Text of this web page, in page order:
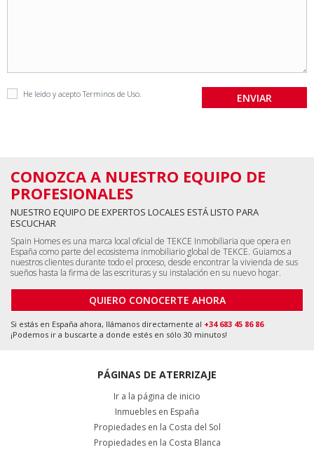
He leido y aceptoTerminos de Uso.
CONOZCA A NUESTRO EQUIPO DE
PROFESIONALES
NUESTRO EQUIPO DE EXPERTOS LOCALES ESTÁ LISTO PARA
ESCUCHAR
Spain Homes es una marca local oficial de TEKCE Inmobiliaria que opera en
España como parte del ecosistema inmobiliario global de TEKCE. Guiamos a
nuestros clientes durante todo el proceso, desde encontrar la vivienda de sus
sueños hasta la firma de las escrituras y su instalación en su nuevo hogar.
QUIERO CONOCERTE AHORA
Si estás en España ahora, llámanos directamente al +34 683 45 86 86
¡Podemos ir a buscarte a donde estés en sólo 30 minutos!
PÁGINAS DE ATERRIZAJE
Ir a la página de inicio
Inmuebles en España
Propiedades en la Costa del Sol
Propiedades en la Costa Blanca